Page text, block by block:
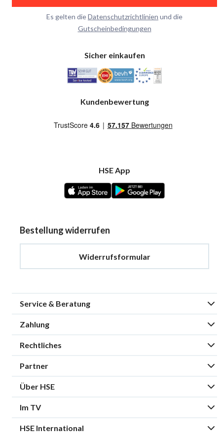
Es gelten dieDatenschutzrichtlinien und die
Gutscheinbedingungen
Sicher einkaufen
Kundenbewertung
HSE App
Bestellung widerrufen
Widerrufsformular
Service & Beratung
Zahlung
Rechtliches
Partner
Über HSE
Im TV
HSE International